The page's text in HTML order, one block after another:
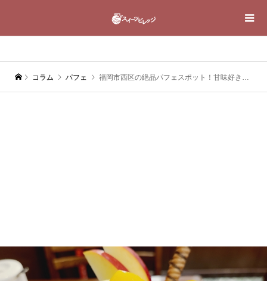
コラム パフェ 福岡市西区の絶品パフェスポット！甘味好きに贈る極上スイーツツアー